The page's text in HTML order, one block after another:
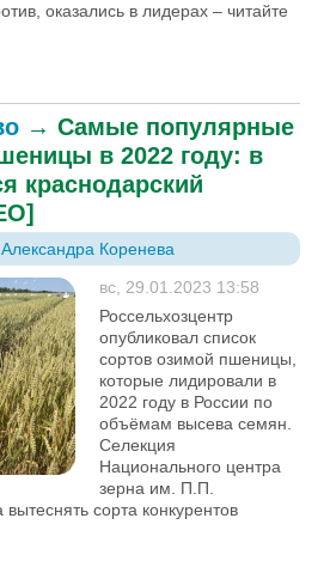
оказались в лидерах – читайте
сортов 2023 год стал неудачным
→ Самые популярные
в 2022 году: в
краснодарский
Александра Коренева
вс, 29.01.2023 13:58
Россельхозцентр
опубликовал список
сортов озимой пшеницы,
которые лидировали в
2022 году в России по
объёмам высева семян.
Селекция
Национального центра
зерна им. П.П.
сорта конкурентов